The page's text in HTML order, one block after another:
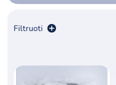
Filtruoti